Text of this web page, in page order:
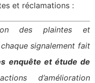
et réclamations :
des plaintes et
signalement fait
enquête et étude de
d’amélioration